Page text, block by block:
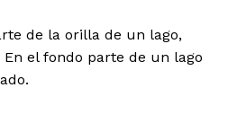
de la orilla de un lago,
el fondo parte de un lago